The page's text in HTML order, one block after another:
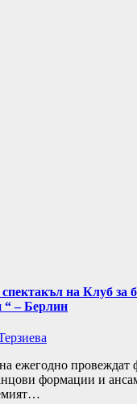
на Клуб за
“ – Берлин
ежегодно провеждат
формации и